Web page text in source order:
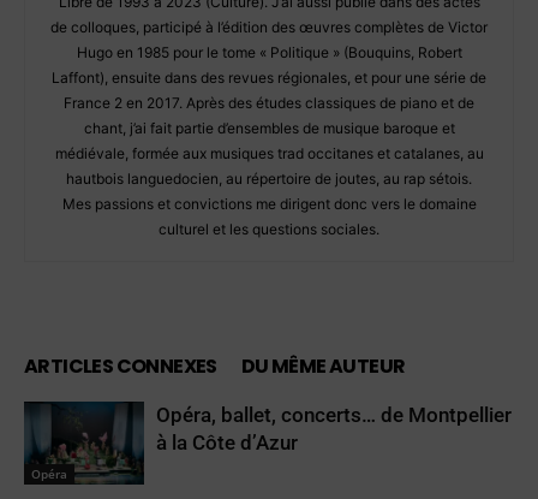
de colloques, participé à l’édition des œuvres complètes de Victor
Hugo en 1985 pour le tome « Politique » (Bouquins, Robert
Laffont), ensuite dans des revues régionales, et pour une série de
France 2 en 2017. Après des études classiques de piano et de
chant, j’ai fait partie d’ensembles de musique baroque et
médiévale, formée aux musiques trad occitanes et catalanes, au
hautbois languedocien, au répertoire de joutes, au rap sétois.
Mes passions et convictions me dirigent donc vers le domaine
culturel et les questions sociales.
ARTICLES CONNEXES DU MÊME AUTEUR
Opéra
Opéra, ballet, concerts… de Montpellier
à la Côte d’Azur